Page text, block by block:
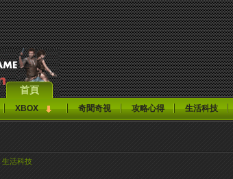
首頁
XBOX 奇聞奇視 攻略心得 生活科技
生活科技